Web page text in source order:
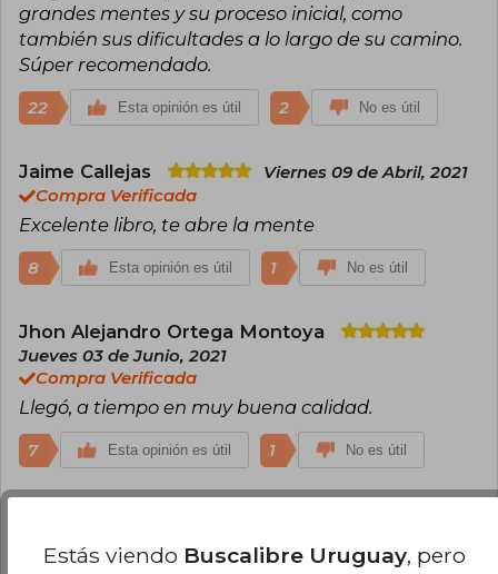
grandes mentes y su proceso inicial, como
también sus dificultades a lo largo de su camino.
Súper recomendado.
22 Esta opinión es útil 2 No es útil
Jaime Callejas
Viernes 09 de Abril, 2021
Compra Verificada
Excelente libro, te abre la mente
8 Esta opinión es útil 1 No es útil
Jhon Alejandro Ortega Montoya
Jueves 03 de Junio, 2021
Compra Verificada
Llegó, a tiempo en muy buena calidad.
7 Esta opinión es útil 1 No es útil
Excelente libro, superó mis expectativas!!!
Estás viendo Buscalibre Uruguay, pero